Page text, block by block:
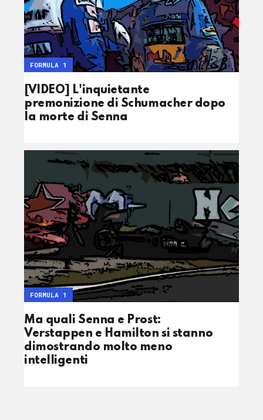
[VIDEO] L'inquietante
premonizione di Schumacher dopo
la morte di Senna
FORMULA 1
Ma quali Senna e Prost:
Verstappen e Hamilton si stanno
dimostrando molto meno
intelligenti
FORMULA 1